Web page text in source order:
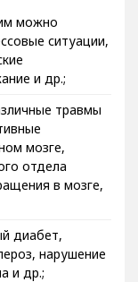
можно
ситуации,
и др.;
травмы
мозге,
отдела
в мозге,
диабет,
нарушение
и др.;